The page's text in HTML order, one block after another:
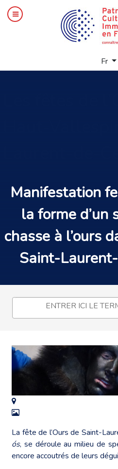
Fr
Manifestation
la forme d’un
chasse à l’ours
Saint-
La fête de l’Ours de Saint-
ós, se déroule au milieu de
encore accoutrés de leurs